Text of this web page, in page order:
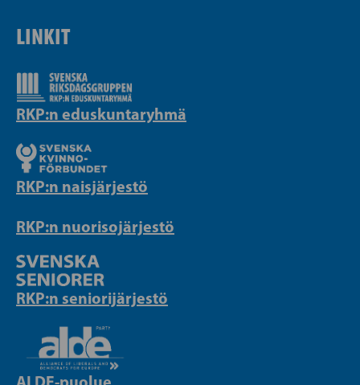
LINKIT
RKP:n eduskuntaryhmä
RKP:n naisjärjestö
RKP:n nuorisojärjestö
RKP:n seniorijärjestö